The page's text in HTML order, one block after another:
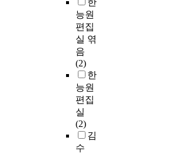
한
능원
편집
실 엮
음
(2)
한
능원
편집
실
(2)
김
수